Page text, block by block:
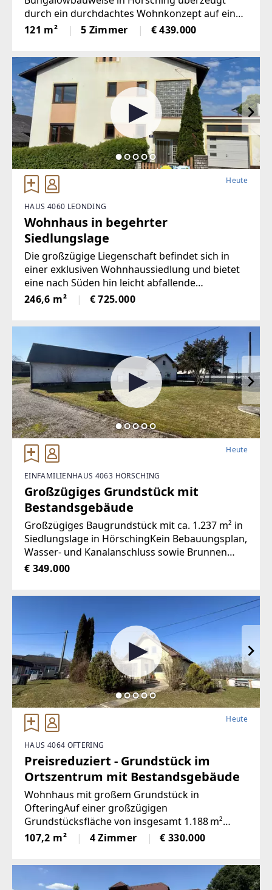
durch ein durchdachtes Wohnkonzept auf einer
Ebene und ein großzügiges Platzangebot. Die
Immobilie verfügt über ca. 260 m²
Familien
121 m² 5 Zimmer € 439.000
Heute
HAUS 4060 LEONDING
Wohnhaus in begehrter
Siedlungslage
Die großzügige Liegenschaft befindet sich in
einer exklusiven Wohnhaussiedlung und bietet
eine nach Süden hin leicht abfallende
Grundstücksfläche von 975 m².Geboten wird ein
zweigeschoßiges Wohnhaus mit zwei
246,6 m² € 725.000
Heute
EINFAMILIENHAUS 4063 HÖRSCHING
Großzügiges Grundstück mit
Bestandsgebäude
Großzügiges Baugrundstück mit ca. 1.237 m² in
Siedlungslage in HörschingKein Bebauungsplan,
Wasser- und Kanalanschluss sowie Brunnen
vorhanden, Grundstück wird noch geteilt -
€ 349.000
Heute
HAUS 4064 OFTERING
Preisreduziert - Grundstück im
Ortszentrum mit Bestandsgebäude
Wohnhaus mit großem Grundstück in
OfteringAuf einer großzügigen
Grundstücksfläche von insgesamt 1.188 m²
eröffnet sich viel Raum für Gartenliebhaber,
Familien mit Platzbedarf oder zukünftige
107,2 m² 4 Zimmer € 330.000